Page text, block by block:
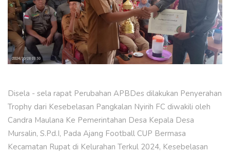
Disela - sela rapat Perubahan APBDes dilakukan Penyerahan
Trophy dari Kesebelasan Pangkalan Nyirih FC diwakili oleh
Candra Maulana Ke Pemerintahan Desa Kepala Desa
Mursalin, S.Pd.I, Pada Ajang Football CUP Bermasa
Kecamatan Rupat di Kelurahan Terkul 2024, Kesebelasan